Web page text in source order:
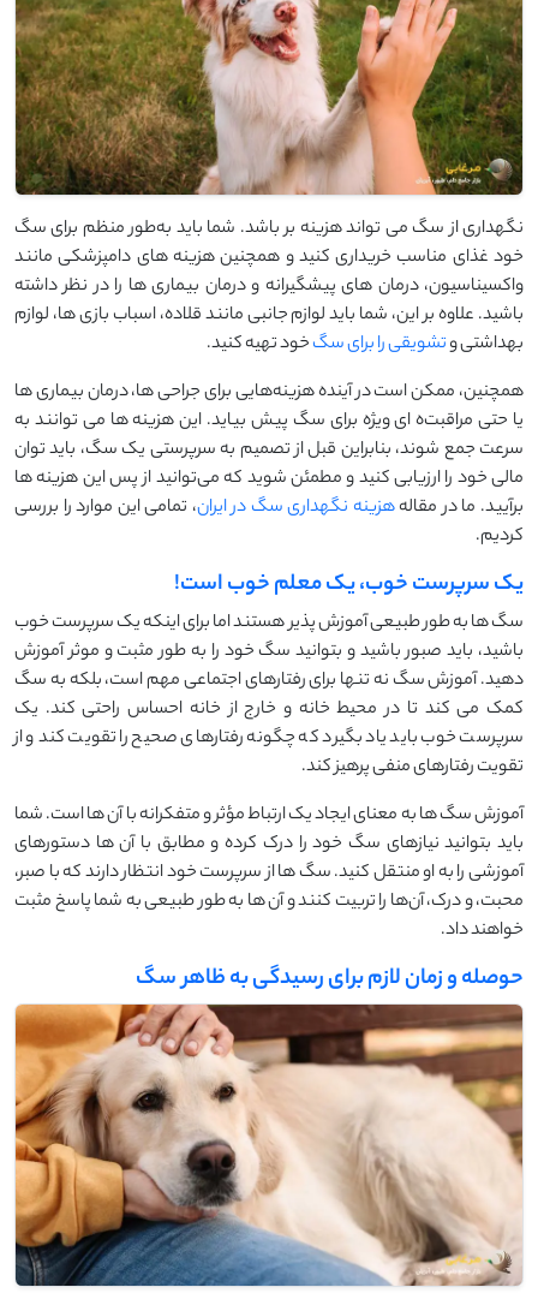
نگهداری از سگ می ‌تواند هزینه ‌بر باشد. شما باید به‌طور منظم برای سگ
خود غذای مناسب خریداری کنید و همچنین هزینه ‌های دامپزشکی مانند
واکسیناسیون، درمان ‌های پیشگیرانه و درمان بیماری ‌ها را در نظر داشته
باشید. علاوه بر این، شما باید لوازم جانبی مانند قلاده، اسباب ‌بازی ‌ها، لوازم
بهداشتی وتشویقی را برای سگخود تهیه کنید.
همچنین، ممکن است در آینده هزینه‌هایی برای جراحی ‌ها، درمان بیماری ‌ها
یا حتی مراقبت‌ه ای ویژه برای سگ پیش بیاید. این هزینه ‌ها می‌ توانند به
سرعت جمع شوند، بنابراین قبل از تصمیم به سرپرستی یک سگ، باید توان
مالی خود را ارزیابی کنید و مطمئن شوید که می‌توانید از پس این هزینه‌ ها
برآیید. ما در مقالههزینه نگهداری سگ در ایران، تمامی این موارد را بررسی
کردیم.
یک سرپرست خوب، یک معلم خوب است!
سگ ‌ها به ‌طور طبیعی آموزش‌ پذیر هستند اما برای اینکه یک سرپرست خوب
باشید، باید صبور باشید و بتوانید سگ خود را به ‌طور مثبت و موثر آموزش
دهید. آموزش سگ نه ‌تنها برای رفتارهای اجتماعی مهم است، بلکه به سگ
کمک می ‌کند تا در محیط خانه و خارج از خانه احساس راحتی کند. یک
سرپرست خوب باید یاد بگیرد که چگونه رفتارهای صحیح را تقویت کند و از
تقویت رفتارهای منفی پرهیز کند.
آموزش سگ ‌ها به معنای ایجاد یک ارتباط مؤثر و متفکرانه با آن‌ ها است. شما
باید بتوانید نیازهای سگ خود را درک کرده و مطابق با آن ‌ها دستورهای
آموزشی را به او منتقل کنید. سگ ‌ها از سرپرست خود انتظار دارند که با صبر،
محبت، و درک، آن‌ها را تربیت کنند و آن ‌ها به ‌طور طبیعی به شما پاسخ مثبت
خواهند داد.
حوصله و زمان لازم برای رسیدگی به ظاهر سگ